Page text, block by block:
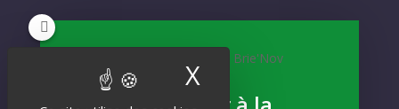
X Masquer le
NEWSLETTER
Inscrivez-vous